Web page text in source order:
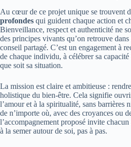
Au cœur de ce projet unique se trouvent
profondes qui guident chaque action et
Bienveillance, respect et authenticité ne
des principes vivants qu’on retrouve
conseil partagé. C’est un engagement à
de chaque individu, à célébrer sa
que soit sa situation.
La mission est claire et ambitieuse :
holistique du bien-être. Cela signifie
l’amour et à la spiritualité, sans barrières
de n’importe où, avec des croyances ou
l’accompagnement proposé invite
à la semer autour de soi, pas à pas.